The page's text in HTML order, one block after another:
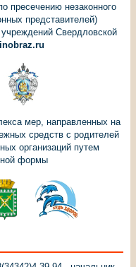
пресечению незаконного
представителей)
Свердловской
мер, направленных на
средств с родителей
организаций путем
формы